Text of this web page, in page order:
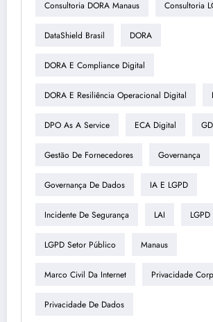
Consultoria DORA Manaus Consultoria
DataShield Brasil DORA
DORA E Compliance Digital
DORA E Resiliência Operacional Digital
DPO As A Service ECA Digital
Gestão De Fornecedores Governança
Governança De Dados IA E LGPD
Incidente De Segurança LAI LGPD
LGPD Setor Público Manaus
Marco Civil Da Internet Privacidade
Privacidade De Dados